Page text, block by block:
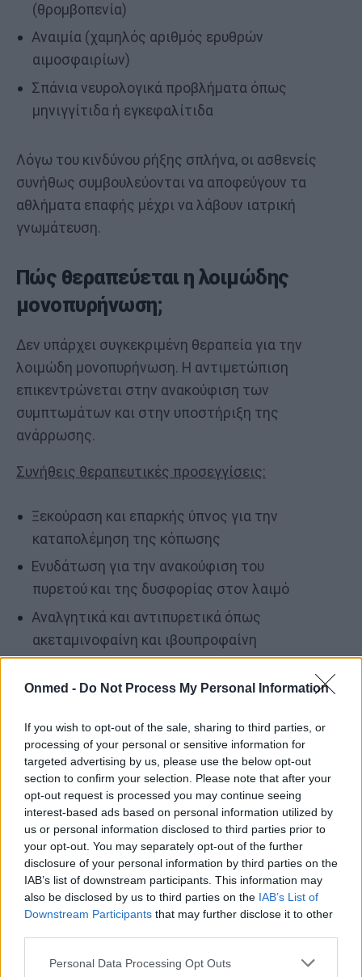
Onmed - Do Not Process My Personal Information
If you wish to opt-out of the sale, sharing to third parties, or
processing of your personal or sensitive information for
targeted advertising by us, please use the below opt-out
section to confirm your selection. Please note that after your
opt-out request is processed you may continue seeing
interest-based ads based on personal information utilized by
us or personal information disclosed to third parties prior to
your opt-out. You may separately opt-out of the further
disclosure of your personal information by third parties on the
IAB’s list of downstream participants. This information may
also be disclosed by us to third parties on the IAB’s List of
Downstream Participants that may further disclose it to other
Personal Data Processing Opt Outs
(θρομβοπενία)
Αναιμία (χαμηλός αριθμός ερυθρών
αιμοσφαιρίων)
Σπάνια νευρολογικά προβλήματα όπως
μηνιγγίτιδα ή εγκεφαλίτιδα
Λόγω του κινδύνου ρήξης σπλήνα, οι ασθενείς
συνήθως συμβουλεύονται να αποφεύγουν τα
αθλήματα επαφής μέχρι να λάβουν ιατρική
γνωμάτευση.
Πώς θεραπεύεται η λοιμώδης
μονοπυρήνωση;
Δεν υπάρχει συγκεκριμένη θεραπεία για την
λοιμώδη μονοπυρήνωση. Η αντιμετώπιση
επικεντρώνεται στην ανακούφιση των
συμπτωμάτων και στην υποστήριξη της
ανάρρωσης.
Συνήθεις θεραπευτικές προσεγγίσεις:
Ξεκούραση και επαρκής ύπνος για την
καταπολέμηση της κόπωσης
Ενυδάτωση για την ανακούφιση του
πυρετού και της δυσφορίας στον λαιμό
Αναλγητικά και αντιπυρετικά όπως
ακεταμινοφαίνη και ιβουπροφαίνη
λαιμό για την ανακούφιση από τον
Τα αντιβιοτικά δεν λειτουργούνκατά των
ιογενών λοιμώξεων όπως η λοιμώδης
μονοπυρήνωση. Σε ορισμένες περιπτώσεις,
μπορεί να συνταγογραφηθούν κορτικοστεροειδή
για σοβαρό πρήξιμο στον λαιμό.
Πώς μπορείτε να αποτρέψετε τη
Η πλήρης πρόληψη είναι δύσκολη, καθώς ο ιός